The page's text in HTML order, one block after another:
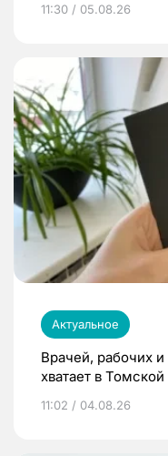
11:30 / 05.08.26
Актуальное
Врачей, рабочих
хватает в
11:02 / 04.08.26